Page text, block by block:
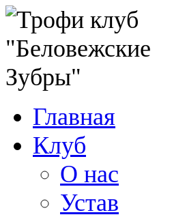
Главная
Клуб
О нас
Устав